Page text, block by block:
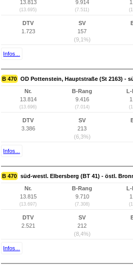
13.813
(13.695)
9.914
(7.511)
DTV
1.723
SV
157
(9,1%)
Infos...
B 470 OD Pottenstein, Hauptstraße (St 2163) -
Nr.
13.814
(13.696)
B-Rang
9.416
(7.014)
DTV
3.386
SV
213
(6,3%)
Infos...
B 470 süd-westl. Elbersberg (BT 41) - östl.
Nr.
13.815
(13.697)
B-Rang
9.710
(7.308)
DTV
2.521
SV
212
(8,4%)
Infos...